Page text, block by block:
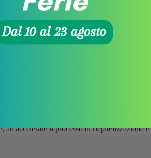
cf da 4 pz
Cura della Pelle
formato guanti sterili pre-imbibiti, studiato
accelerare il processo di riepitelizzazione